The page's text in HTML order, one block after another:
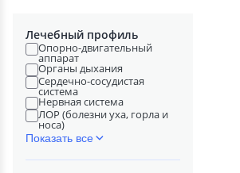
Лечебный профиль
Опорно-двигательный
аппарат
Органы дыхания
Сердечно-сосудистая
система
Нервная система
ЛОР (болезни уха, горла и
носа)
Показать все